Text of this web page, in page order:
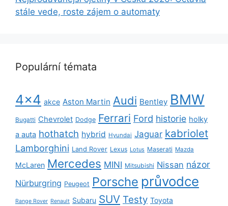
stále vede, roste zájem o automaty
Populární témata
4x4 akce Aston Martin Audi Bentley BMW
Bugatti Chevrolet Dodge Ferrari Ford historie holky
a auta hothatch hybrid Hyundai Jaguar kabriolet
Lamborghini Land Rover Lexus Lotus Maserati Mazda
McLaren Mercedes MINI Mitsubishi Nissan názor
Nürburgring Peugeot Porsche průvodce
Range Rover Renault Subaru SUV Testy Toyota